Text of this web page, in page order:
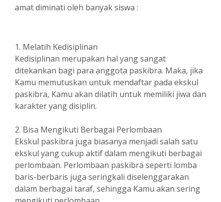
amat diminati oleh banyak siswa :
1. Melatih Kedisiplinan
Kedisiplinan merupakan hal yang sangat
ditekankan bagi para anggota paskibra. Maka, jika
Kamu memutuskan untuk mendaftar pada ekskul
paskibra, Kamu akan dilatih untuk memiliki jiwa dan
karakter yang disiplin.
2. Bisa Mengikuti Berbagai Perlombaan
Ekskul paskibra juga biasanya menjadi salah satu
ekskul yang cukup aktif dalam mengikuti berbagai
perlombaan. Perlombaan paskibra seperti lomba
baris-berbaris juga seringkali diselenggarakan
dalam berbagai taraf, sehingga Kamu akan sering